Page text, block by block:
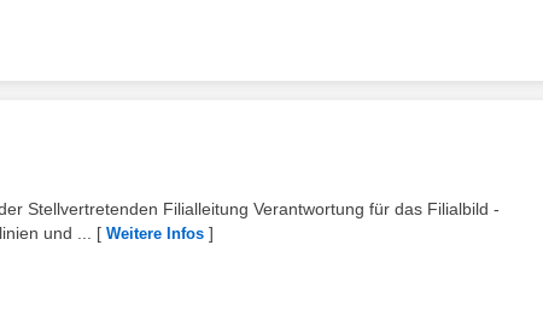
Stellvertretenden Filialleitung Verantwortung für das Filialbild -
und ...
[ Weitere Infos ]